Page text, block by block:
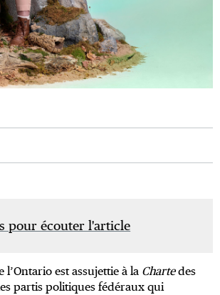
pour écouter l'article
est assujettie à la Chartedes
partis politiques fédéraux qui